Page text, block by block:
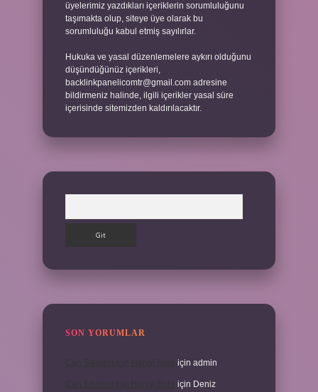
üyelerimiz yazdıkları içeriklerin sorumluluğunu
taşımakta olup, siteye üye olarak bu
sorumluluğu kabul etmiş sayılırlar.
Hukuka ve yasal düzenlemelere aykırı olduğunu
düşündüğünüz içerikleri,
backlinkpanelicomtr@gmail.com adresine
bildirmeniz halinde, ilgili içerikler yasal süre
içerisinde sitemizden kaldırılacaktır.
SON YORUMLAR
için admin
için Deniz